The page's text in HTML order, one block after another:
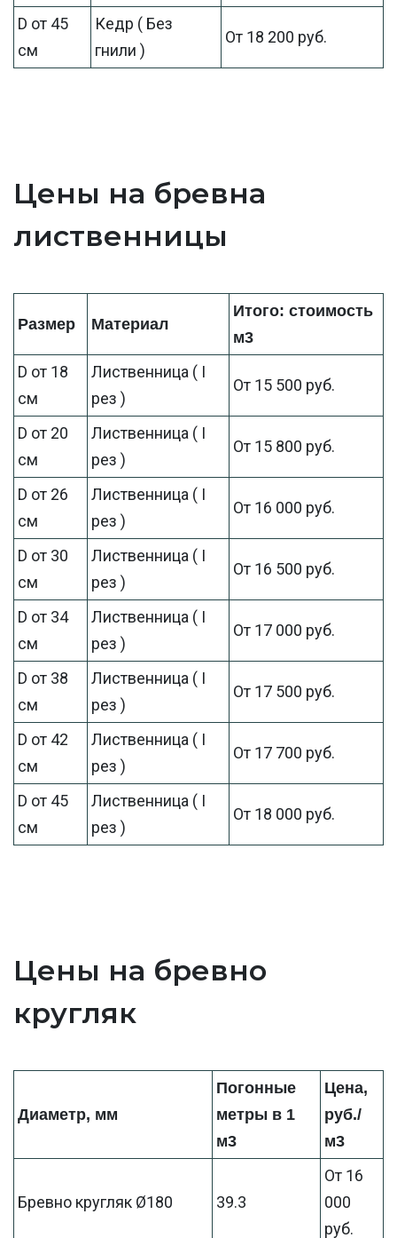
D от 45
см
Кедр ( Без
гнили )
От 18 200 руб.
Цены на бревна
лиственницы
Размер Материал
Итого: стоимость
м3
D от 18
см
Лиственница ( I
рез )
От 15 500 руб.
D от 20
см
Лиственница ( I
рез )
От 15 800 руб.
D от 26
см
Лиственница ( I
рез )
От 16 000 руб.
D от 30
см
Лиственница ( I
рез )
От 16 500 руб.
D от 34
см
Лиственница ( I
рез )
От 17 000 руб.
D от 38
см
Лиственница ( I
рез )
От 17 500 руб.
D от 42
см
Лиственница ( I
рез )
От 17 700 руб.
D от 45
см
Лиственница ( I
рез )
От 18 000 руб.
Цены на бревно
кругляк
Диаметр, мм
Погонные
метры в 1
м3
Цена,
руб./
м3
Бревно кругляк Ø180 39.3
От 16
000
руб.